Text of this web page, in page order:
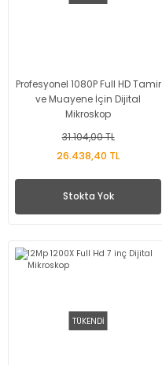
Profesyonel 1080P Full HD Tamir
ve Muayene İçin Dijital
Mikroskop
31.104,00 TL
26.438,40 TL
Stokta Yok
TÜKENDİ